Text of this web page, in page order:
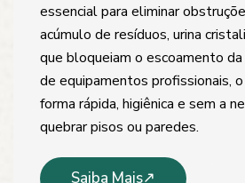
essencial para eliminar
acúmulo de resíduos, urina
que bloqueiam o escoamento da
de equipamentos profissionais,
forma rápida, higiênica e sem a
quebrar pisos ou paredes.
Saiba Mais